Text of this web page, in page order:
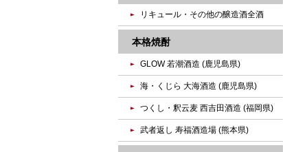
リキュール・その他の醸造酒全酒
本格焼酎
GLOW 若潮酒造 (鹿児島県)
海・くじら 大海酒造 (鹿児島県)
つくし・釈云麦 西吉田酒造 (福岡県)
武者返し 寿福酒造場 (熊本県)